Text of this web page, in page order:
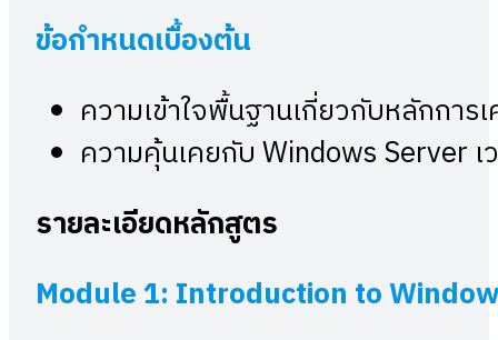
ข้อกำหนดเบื้องต้น
ความเข้าใจพื้นฐานเกี่ยวกับหลักกา
ความคุ้นเคยกับ Windows Server
รายละเอียดหลักสูตร
Module 1: Introduction to